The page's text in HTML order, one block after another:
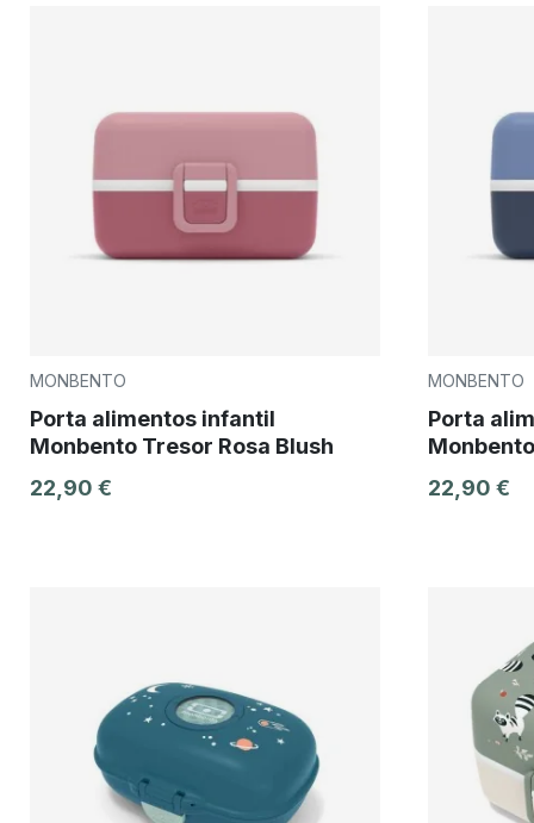
MONBENTO
Porta alimentos infantil
Monbento Tresor Rosa Blush
22,90 €
MONBENTO
Porta
22,90 €